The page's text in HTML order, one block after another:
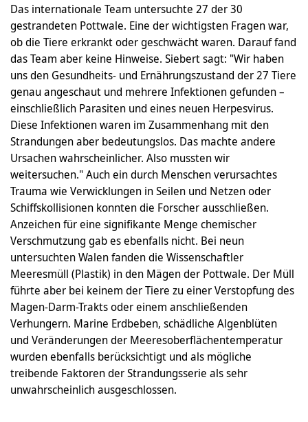
Das internationale Team untersuchte 27 der 30
gestrandeten Pottwale. Eine der wichtigsten Fragen war,
ob die Tiere erkrankt oder geschwächt waren. Darauf fand
das Team aber keine Hinweise. Siebert sagt: "Wir haben
uns den Gesundheits- und Ernährungszustand der 27 Tiere
genau angeschaut und mehrere Infektionen gefunden –
einschließlich Parasiten und eines neuen Herpesvirus.
Diese Infektionen waren im Zusammenhang mit den
Strandungen aber bedeutungslos. Das machte andere
Ursachen wahrscheinlicher. Also mussten wir
weitersuchen." Auch ein durch Menschen verursachtes
Trauma wie Verwicklungen in Seilen und Netzen oder
Schiffskollisionen konnten die Forscher ausschließen.
Anzeichen für eine signifikante Menge chemischer
Verschmutzung gab es ebenfalls nicht. Bei neun
untersuchten Walen fanden die Wissenschaftler
Meeresmüll (Plastik) in den Mägen der Pottwale. Der Müll
führte aber bei keinem der Tiere zu einer Verstopfung des
Magen-Darm-Trakts oder einem anschließenden
Verhungern. Marine Erdbeben, schädliche Algenblüten
und Veränderungen der Meeresoberflächentemperatur
wurden ebenfalls berücksichtigt und als mögliche
treibende Faktoren der Strandungsserie als sehr
unwahrscheinlich ausgeschlossen.